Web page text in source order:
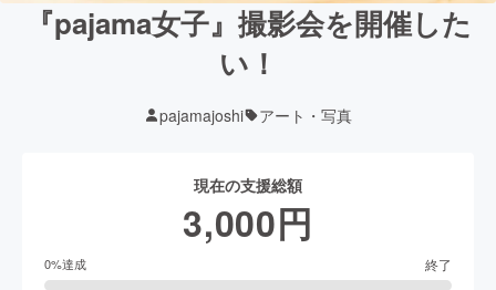
『pajama女子』撮影会を開催した
い！
pajamajoshi アート・写真
現在の支援総額
3,000円
0%達成 終了